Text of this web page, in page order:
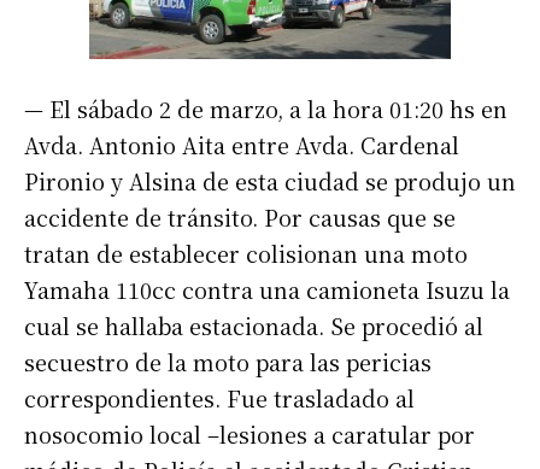
— El sábado 2 de marzo, a la hora 01:20 hs en
Avda. Antonio Aita entre Avda. Cardenal
Pironio y Alsina de esta ciudad se produjo un
accidente de tránsito. Por causas que se
tratan de establecer colisionan una moto
Yamaha 110cc contra una camioneta Isuzu la
cual se hallaba estacionada. Se procedió al
secuestro de la moto para las pericias
correspondientes. Fue trasladado al
nosocomio local –lesiones a caratular por